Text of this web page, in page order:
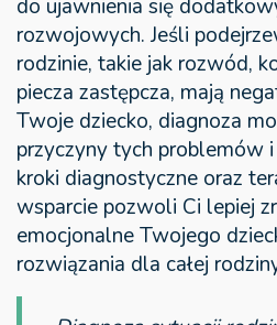
do ujawnienia się
rozwojowych. Jeśli
rodzinie, takie jak rozwód,
piecza zastępcza, mają
Twoje dziecko, diagnoza
przyczyny tych problemów
kroki diagnostyczne oraz
wsparcie pozwoli Ci lepiej
emocjonalne Twojego
rozwiązania dla całej